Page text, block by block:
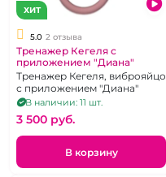
ХИТ
5.0 2 отзыва
Тренажер Кегеля с
приложением "Диана"
Тренажер Кегеля, виброяйцо
с приложением "Диана"
В наличии: 11 шт.
3 500 pуб.
В корзину